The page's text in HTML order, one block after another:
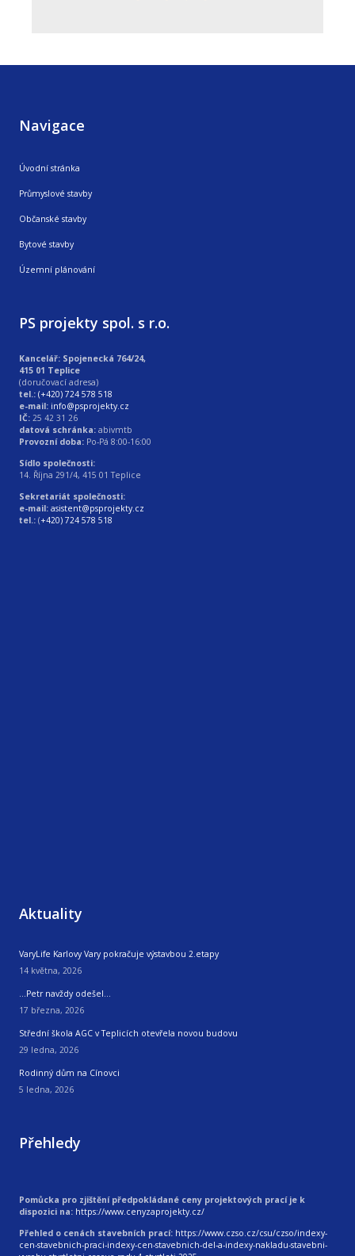
Navigace
Úvodní stránka
Průmyslové stavby
Občanské stavby
Bytové stavby
Územní plánování
PS projekty spol. s r.o.
Kancelář: Spojenecká 764/24,
415 01 Teplice
(doručovací adresa)
tel.: (+420) 724 578 518
e-mail: info@psprojekty.cz
IČ: 25 42 31 26
datová schránka: abivmtb
Provozní doba: Po-Pá 8:00-16:00
Sídlo společnosti:
14. Října 291/4, 415 01 Teplice
Sekretariát společnosti:
e-mail: asistent@psprojekty.cz
tel.: (+420) 724 578 518
Aktuality
VaryLife Karlovy Vary pokračuje výstavbou 2.etapy
14 května, 2026
…Petr navždy odešel…
17 března, 2026
Střední škola AGC v Teplicích otevřela novou budovu
29 ledna, 2026
Rodinný dům na Cínovci
5 ledna, 2026
Přehledy
Pomůcka pro zjištění předpokládané ceny projektových prací je k
dispozici na: https://www.cenyzaprojekty.cz/
Přehled o cenách stavebních prací: https://www.czso.cz/csu/czso/indexy-
cen-stavebnich-praci-indexy-cen-stavebnich-del-a-indexy-nakladu-stavebni-